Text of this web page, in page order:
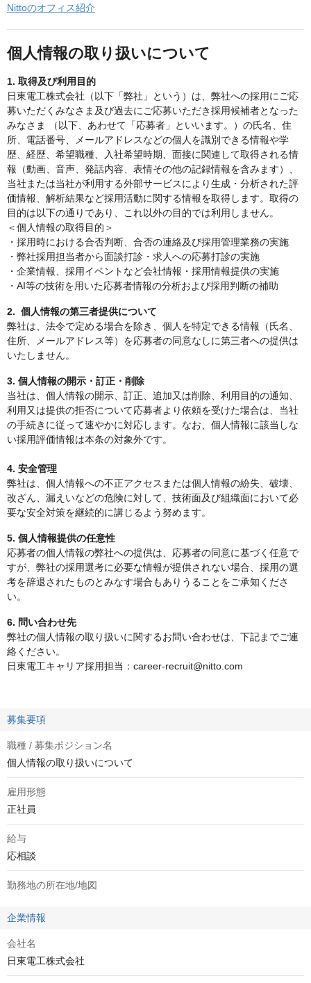
Nittoのオフィス紹介
個人情報の取り扱いについて
1. 取得及び利用目的
日東電工株式会社（以下「弊社」という）は、弊社への採用にご応
募いただくみなさま及び過去にご応募いただき採用候補者となった
みなさま （以下、あわせて「応募者」といいます。）の氏名、住
所、電話番号、メールアドレスなどの個人を識別できる情報や学
歴、経歴、希望職種、入社希望時期、面接に関連して取得される情
報（動画、音声、発話内容、表情その他の記録情報を含みます）、
当社または当社が利用する外部サービスにより生成・分析された評
価情報、解析結果など採用活動に関する情報を取得します。取得の
目的は以下の通りであり、これ以外の目的では利用しません。
＜個人情報の取得目的＞
・採用時における合否判断、合否の連絡及び採用管理業務の実施
・弊社採用担当者から面談打診・求人への応募打診の実施
・企業情報、採用イベントなど会社情報・採用情報提供の実施
・AI等の技術を用いた応募者情報の分析および採用判断の補助
2. 個人情報の第三者提供について
弊社は、法令で定める場合を除き、個人を特定できる情報（氏名、
住所、メールアドレス等）を応募者の同意なしに第三者への提供は
いたしません。
3. 個人情報の開示・訂正・削除
当社は、個人情報の開示、訂正、追加又は削除、利用目的の通知、
利用又は提供の拒否について応募者より依頼を受けた場合は、当社
の手続きに従って速やかに対応します。なお、個人情報に該当しな
い採用評価情報は本条の対象外です。
4. 安全管理
弊社は、個人情報への不正アクセスまたは個人情報の紛失、破壊、
改ざん、漏えいなどの危険に対して、技術面及び組織面において必
要な安全対策を継続的に講じるよう努めます。
5. 個人情報提供の任意性
応募者の個人情報の弊社への提供は、応募者の同意に基づく任意で
すが、弊社の採用選考に必要な情報が提供されない場合、採用の選
考を辞退されたものとみなす場合もありうることをご承知くださ
い。
6. 問い合わせ先
弊社の個人情報の取り扱いに関するお問い合わせは、下記までご連
絡ください。
日東電工キャリア採用担当：career-recruit@nitto.com
募集要項
職種 / 募集ポジション名
個人情報の取り扱いについて
雇用形態
正社員
給与
応相談
勤務地の所在地/地図
企業情報
会社名
日東電工株式会社